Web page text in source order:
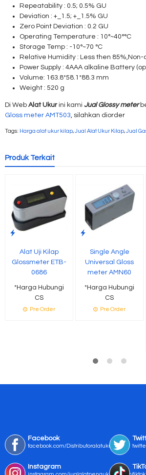
Repeatability : 0.5; 0.5% GU
Deviation : +_1.5; +_1.5% GU
Zero Point Deviation : 0.2 GU
Operating Temperature : 10°~40°°C
Storage Temp : -10°~70 °C
Relative Humidity : Less then
Power Supply : 4AAA alkaline Battery
Volume: 163.8*58.1*88.3 mm
Weight : 520 g
Di Web Alat Ukurini kami Jual Glossy meter
Gloss meter AMT503, silahkan diorder
Tags: Harga alat ukur kilap,Jual Alat Ukur Kilap,Jual
Produk Terkait
Alat Uji Kilap
Glossmeter ETB-
0686
*Harga Hubungi
CS
Pre Order
Single Angle
Universal Gloss
meter AMN60
*Harga Hubungi
CS
Pre Order
Facebook
facebook.com/Distributoralatukur
Instagram